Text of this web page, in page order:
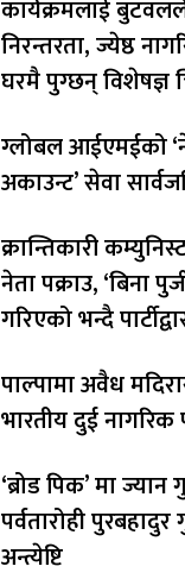
कार्यक्रमलाई
निरन्तरता, ज्येष्ठ
घरमै पुग्छन् विशेषज्ञ
ग्लोबल आईएमईको
अकाउन्ट’ सेवा
क्रान्तिकारी
नेता पक्राउ, ‘बिना
गरिएको भन्दै
पाल्पामा अवैध
भारतीय दुई नागरिक
‘ब्रोड पिक’ मा
पर्वतारोही
अन्त्येष्टि